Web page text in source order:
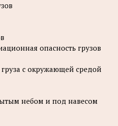
опасность грузов
с окружающей средой
небом и под навесом